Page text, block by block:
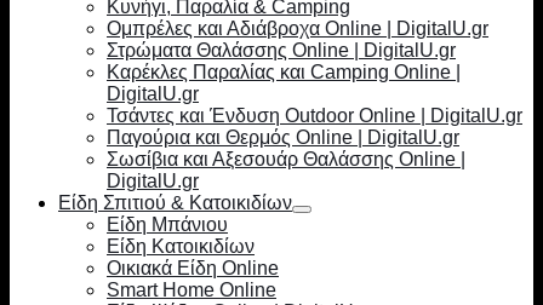
Κυνήγι, Παραλία & Camping
Ομπρέλες και Αδιάβροχα Online | DigitalU.gr
Στρώματα Θαλάσσης Online | DigitalU.gr
Καρέκλες Παραλίας και Camping Online |
DigitalU.gr
Τσάντες και Ένδυση Outdoor Online | DigitalU.gr
Παγούρια και Θερμός Online | DigitalU.gr
Σωσίβια και Αξεσουάρ Θαλάσσης Online |
DigitalU.gr
Είδη Σπιτιού & Κατοικιδίων
Είδη Μπάνιου
Είδη Κατοικιδίων
Οικιακά Είδη Online
Smart Home Online